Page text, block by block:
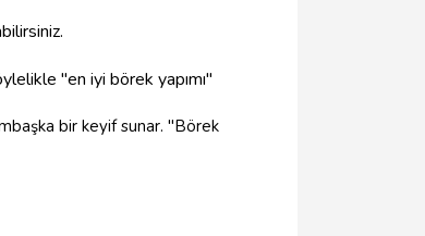
"en iyi börek yapımı"
bir keyif sunar. "Börek